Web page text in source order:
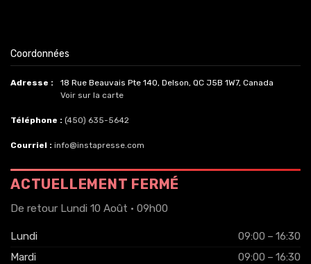
Coordonnées
Adresse :
18 Rue Beauvais Pte 140, Delson, QC J5B 1W7, Canada
Voir sur la carte
Téléphone : (450) 635-5642
Courriel : info@instapresse.com
ACTUELLEMENT FERMÉ
De retour Lundi 10 Août · 09h00
Lundi
09:00 – 16:30
Mardi
09:00 – 16:30